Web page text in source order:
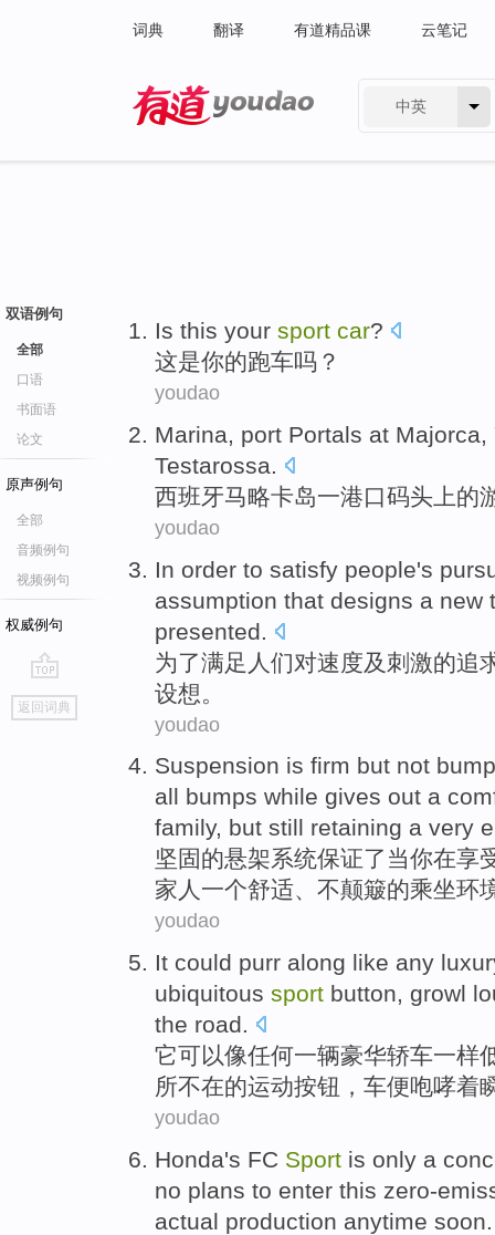
词典 翻译 有道精品课 云笔记
中英
双语例句
全部
口语
书面语
论文
原声例句
全部
音频例句
视频例句
权威例句
go
top
返回词典
Is this your sport car?
这是你的跑车吗？
youdao
Marina, port Portals at Majorca,
Testarossa.
西班牙马略卡岛一港口码头 上的
youdao
In order to satisfy people's
assumption that designs a new
presented
为了满足 人们对速度及 刺激的追
设想 。
youdao
Suspension is firm but not
all bumps while gives out a
family, but still retaining a very
坚固的悬架系统保证了当你在享
家人 一个舒适、 不颠簸的乘坐环
youdao
It could purr along like any
ubiquitous sport button, growl
the road.
它可以像任何一辆豪华轿车一样
所不在的运动按钮 ，车便咆哮着
youdao
Honda's FC Sport is only a
no plans to enter this zero-
actual production anytime soon.